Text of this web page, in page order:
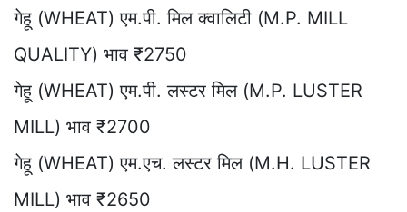
गेहू (WHEAT) एम.पी. मिल क्वालिटी (M.P. MILL
QUALITY) भाव ₹2750
गेहू (WHEAT) एम.पी. लस्टर मिल (M.P. LUSTER
MILL) भाव ₹2700
गेहू (WHEAT) एम.एच. लस्टर मिल (M.H. LUSTER
MILL) भाव ₹2650